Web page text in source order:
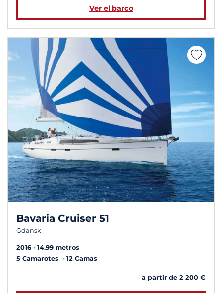
Ver el barco
Bavaria Cruiser 51
Gdansk
2016
14.99 metros
5 Camarotes
12 Camas
a partir de 2 200 €